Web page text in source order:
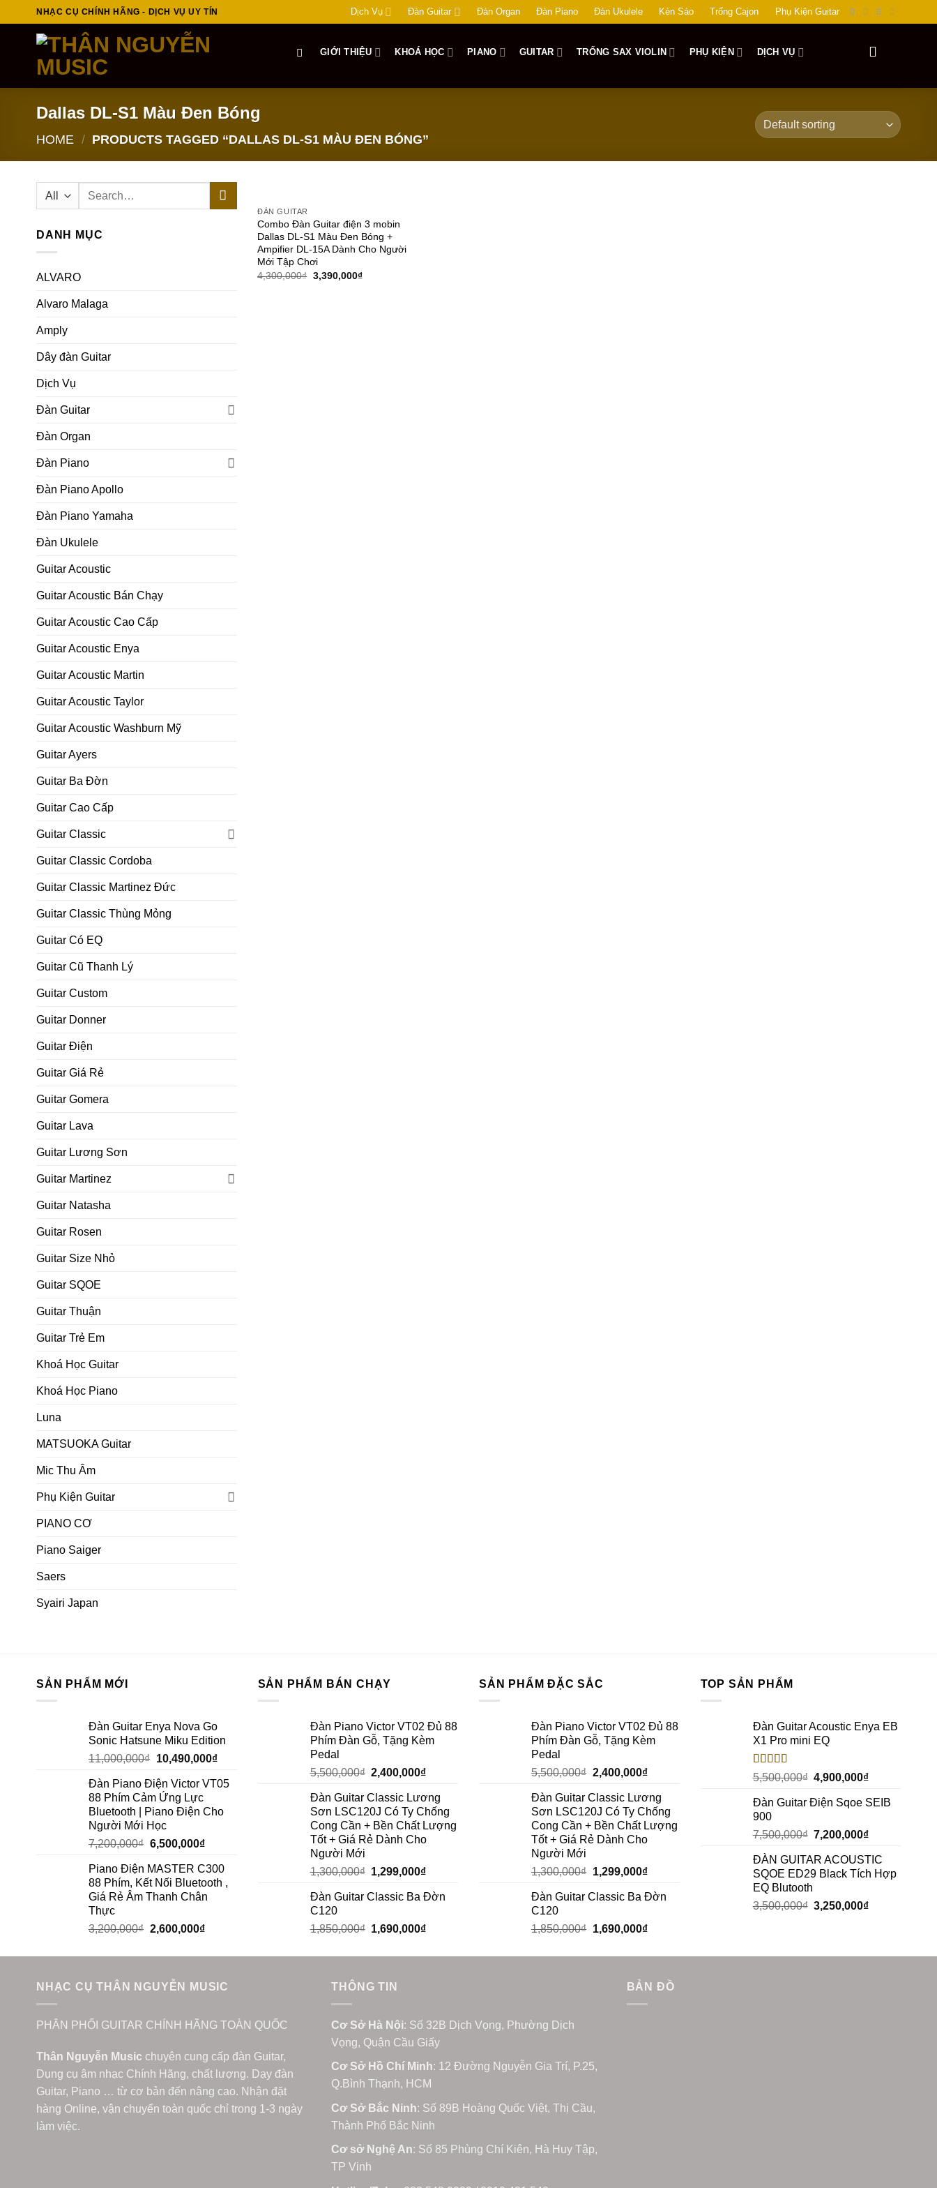
to
NHẠC CỤ CHÍNH HÃNG - DỊCH VỤ UY TÍN Dịch Vụ Đàn Guitar Đàn Organ Đàn Piano Đàn Ukulele Kèn Sáo Trống Cajon Phụ Kiện Guitar
GIỚI THIỆU KHOÁ HỌC PIANO GUITAR TRỐNG SAX VIOLIN PHỤ KIỆN DỊCH VỤ
Dallas DL-S1 Màu Đen Bóng
HOME / PRODUCTS TAGGED “DALLAS DL-S1 MÀU ĐEN BÓNG”
Search
DANH MỤC
ALVARO
Alvaro Malaga
Amply
Dây đàn Guitar
Dịch Vụ
Đàn Guitar
Đàn Organ
Đàn Piano
Đàn Piano Apollo
Đàn Piano Yamaha
Đàn Ukulele
Guitar Acoustic
Guitar Acoustic Bán Chạy
Guitar Acoustic Cao Cấp
Guitar Acoustic Enya
Guitar Acoustic Martin
Guitar Acoustic Taylor
Guitar Acoustic Washburn Mỹ
Guitar Ayers
Guitar Ba Đờn
Guitar Cao Cấp
Guitar Classic
Guitar Classic Cordoba
Guitar Classic Martinez Đức
Guitar Classic Thùng Mỏng
Guitar Có EQ
Guitar Cũ Thanh Lý
Guitar Custom
Guitar Donner
Guitar Điện
Guitar Giá Rẻ
Guitar Gomera
Guitar Lava
Guitar Lương Sơn
Guitar Martinez
Guitar Natasha
Guitar Rosen
Guitar Size Nhỏ
Guitar SQOE
Guitar Thuận
Guitar Trẻ Em
Khoá Học Guitar
Khoá Học Piano
Luna
MATSUOKA Guitar
Mic Thu Âm
Phụ Kiện Guitar
PIANO CƠ
Piano Saiger
Saers
Syairi Japan
Add to
ĐÀN GUITAR
Combo Đàn Guitar điện 3 mobin
Dallas DL-S1 Màu Đen Bóng +
Ampifier DL-15A Dành Cho Người
Mới Tập Chơi
4,300,000₫ 3,390,000₫
SẢN PHẨM MỚI
Đàn Guitar Enya Nova Go
Sonic Hatsune Miku Edition
11,000,000₫ 10,490,000₫
Đàn Piano Điện Victor VT05
88 Phím Cảm Ứng Lực
Bluetooth | Piano Điện Cho
Người Mới Học
7,200,000₫ 6,500,000₫
Piano Điện MASTER C300
88 Phím, Kết Nối Bluetooth ,
Giá Rẻ Âm Thanh Chân
Thực
3,200,000₫ 2,600,000₫
SẢN PHẨM BÁN CHẠY
Đàn Piano Victor VT02 Đủ 88
Phím Đàn Gỗ, Tặng Kèm
Pedal
5,500,000₫ 2,400,000₫
Đàn Guitar Classic Lương
Sơn LSC120J Có Ty Chống
Cong Cần + Bền Chất Lượng
Tốt + Giá Rẻ Dành Cho
Người Mới
1,300,000₫ 1,299,000₫
Đàn Guitar Classic Ba Đờn
C120
1,850,000₫ 1,690,000₫
SẢN PHẨM ĐẶC SẮC
Đàn Piano Victor VT02 Đủ 88
Phím Đàn Gỗ, Tặng Kèm
Pedal
5,500,000₫ 2,400,000₫
Đàn Guitar Classic Lương
Sơn LSC120J Có Ty Chống
Cong Cần + Bền Chất Lượng
Tốt + Giá Rẻ Dành Cho
Người Mới
1,300,000₫ 1,299,000₫
Đàn Guitar Classic Ba Đờn
C120
1,850,000₫ 1,690,000₫
TOP SẢN PHẨM
Đàn Guitar Acoustic Enya EB
X1 Pro mini EQ
Rated5.00
out of 5
5,500,000₫ 4,900,000₫
Đàn Guitar Điện Sqoe SEIB
900
7,500,000₫ 7,200,000₫
ĐÀN GUITAR ACOUSTIC
SQOE ED29 Black Tích Hợp
EQ Blutooth
3,500,000₫ 3,250,000₫
NHẠC CỤ THÂN NGUYỄN MUSIC
PHÂN PHỐI GUITAR CHÍNH HÃNG TOÀN QUỐC
Thân Nguyễn Music chuyên cung cấp đàn Guitar,
Dụng cụ âm nhạc Chính Hãng, chất lượng. Dạy đàn
Guitar, Piano … từ cơ bản đến nâng cao. Nhận đặt
hàng Online, vận chuyển toàn quốc chỉ trong 1-3 ngày
làm việc.
THÔNG TIN
Cơ Sở Hà Nội: Số 32B Dịch Vọng, Phường Dịch
Vọng, Quận Cầu Giấy
Cơ Sở Hồ Chí Minh: 12 Đường Nguyễn Gia Trí, P.25,
Q.Bình Thạnh, HCM
Cơ Sở Bắc Ninh: Số 89B Hoàng Quốc Việt, Thị Cầu,
Thành Phố Bắc Ninh
Cơ sở Nghệ An: Số 85 Phùng Chí Kiên, Hà Huy Tập,
TP Vinh
BẢN ĐỒ